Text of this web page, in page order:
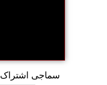
سماجی اشتراک